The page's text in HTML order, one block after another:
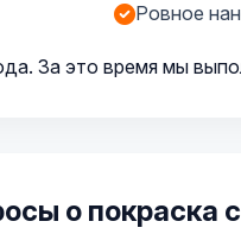
Ровное
За это время мы
о покраска